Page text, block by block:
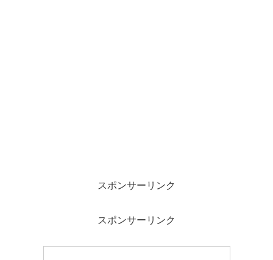
スポンサーリンク
スポンサーリンク